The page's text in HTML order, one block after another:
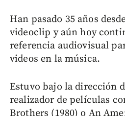
Han pasado 35 años
videoclip y aún hoy
referencia audiovisual
videos en la música.
Estuvo bajo la dirección
realizador de películas
Brothers (1980) o An